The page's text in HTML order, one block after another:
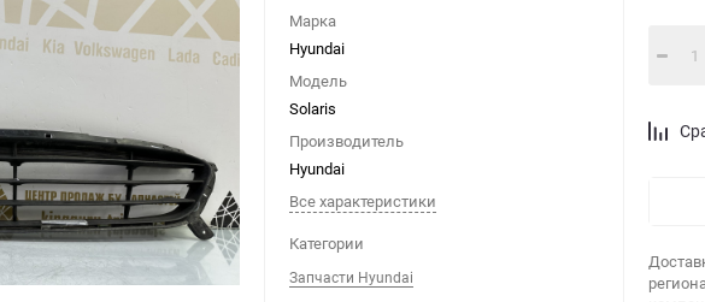
Марка
Hyundai
Модель
Solaris
Производитель
Hyundai
Все характеристики
Категории
Запчасти Hyundai